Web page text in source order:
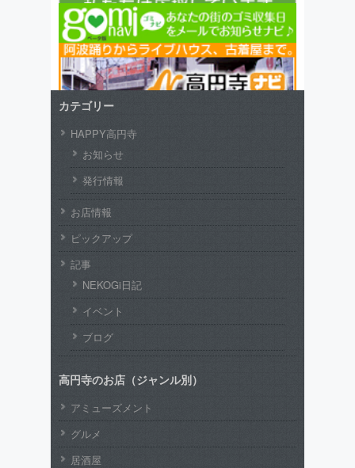
カテゴリー
HAPPY高円寺
お知らせ
発行情報
お店情報
ピックアップ
記事
NEKOGi日記
イベント
ブログ
高円寺のお店（ジャンル別）
アミューズメント
グルメ
居酒屋